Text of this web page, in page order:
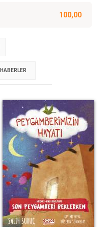
100,00
HABERLER